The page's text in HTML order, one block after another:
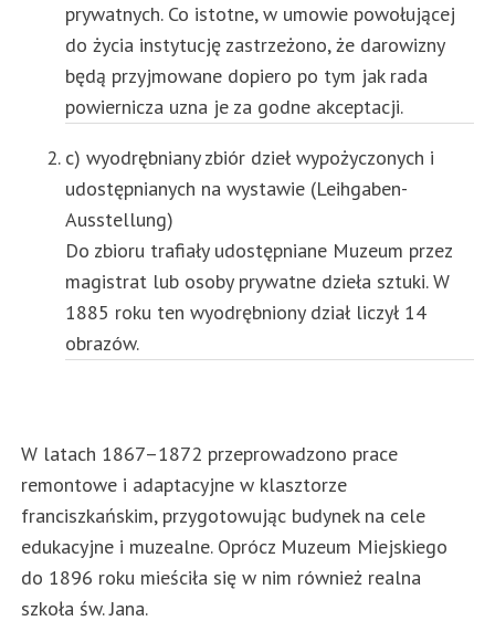
prywatnych. Co istotne, w umowie powołującej
do życia instytucję zastrzeżono, że darowizny
będą przyjmowane dopiero po tym jak rada
powiernicza uzna je za godne akceptacji.
c) wyodrębniany zbiór dzieł wypożyczonych i
udostępnianych na wystawie (Leihgaben-
Ausstellung)
Do zbioru trafiały udostępniane Muzeum przez
magistrat lub osoby prywatne dzieła sztuki. W
1885 roku ten wyodrębniony dział liczył 14
obrazów.
W latach 1867–1872 przeprowadzono prace
remontowe i adaptacyjne w klasztorze
franciszkańskim, przygotowując budynek na cele
edukacyjne i muzealne. Oprócz Muzeum Miejskiego
do 1896 roku mieściła się w nim również realna
szkoła św. Jana.